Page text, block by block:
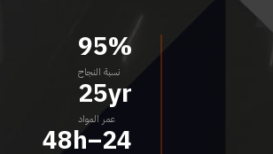
95%
نسبة النجاح
25yr
عمر المواد
24–48h